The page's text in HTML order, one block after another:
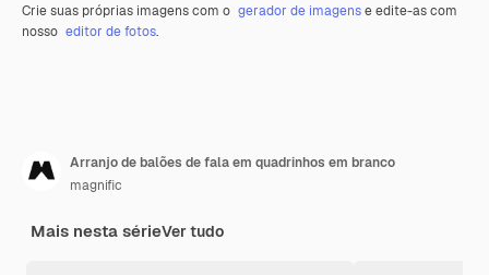
Crie suas próprias imagens com o gerador de imagense edite-as com
nosso editor de fotos.
Arranjo de balões de fala em quadrinhos em branco
magnific
Mais nesta sérieVer tudo